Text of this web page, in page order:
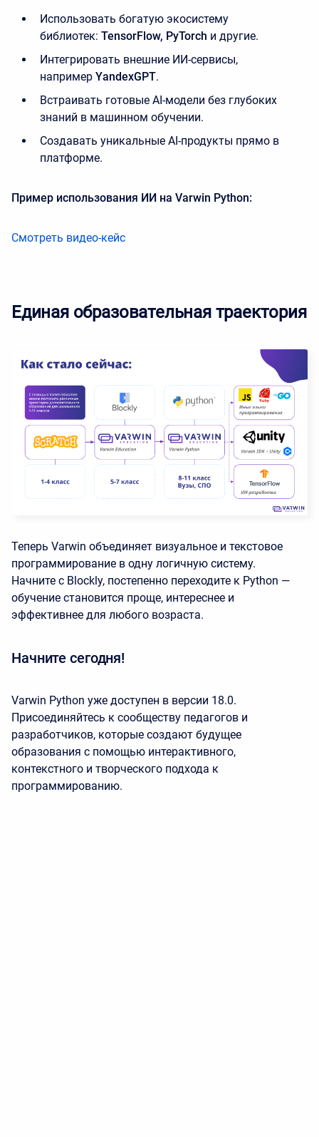
Использовать богатую экосистему
библиотек: TensorFlow, PyTorch и другие.
Интегрировать внешние ИИ-сервисы,
например YandexGPT.
Встраивать готовые AI-модели без глубоких
знаний в машинном обучении.
Создавать уникальные AI-продукты прямо в
платформе.
Пример использования ИИ на Varwin Python:
Смотреть видео-кейс
Единая образовательная траектория
Теперь Varwin объединяет визуальное и текстовое
программирование в одну логичную систему.
Начните с Blockly, постепенно переходите к Python —
обучение становится проще, интереснее и
эффективнее для любого возраста.
Начните сегодня!
Varwin Python уже доступен в версии 18.0.
Присоединяйтесь к сообществу педагогов и
разработчиков, которые создают будущее
образования с помощью интерактивного,
контекстного и творческого подхода к
программированию.